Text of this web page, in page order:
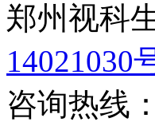
郑州视科
14021030
咨询热线：